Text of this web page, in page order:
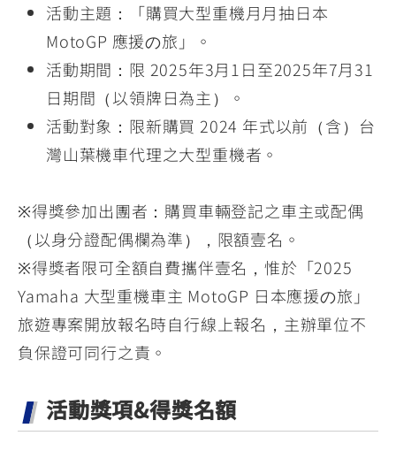
活動主題：「購買大型重機月月抽日本
MotoGP 應援の旅」。
活動期間：限 2025年3月1日至2025年7月31
日期間（以領牌日為主）。
活動對象：限新購買 2024 年式以前（含）台
灣山葉機車代理之大型重機者。
※得獎參加出團者：購買車輛登記之車主或配偶
（以身分證配偶欄為準），限額壹名。
※得獎者限可全額自費攜伴壹名，惟於「2025
Yamaha 大型重機車主 MotoGP 日本應援の旅」
旅遊專案開放報名時自行線上報名，主辦單位不
負保證可同行之責。
活動獎項&得獎名額